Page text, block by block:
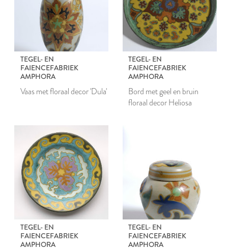
TEGEL- EN
FAIENCEFABRIEK
AMPHORA
Vaas met floraal decor 'Dula'
TEGEL- EN
FAIENCEFABRIEK
AMPHORA
Bord met geel en bruin
floraal decor Heliosa
TEGEL- EN
FAIENCEFABRIEK
AMPHORA
TEGEL- EN
FAIENCEFABRIEK
AMPHORA